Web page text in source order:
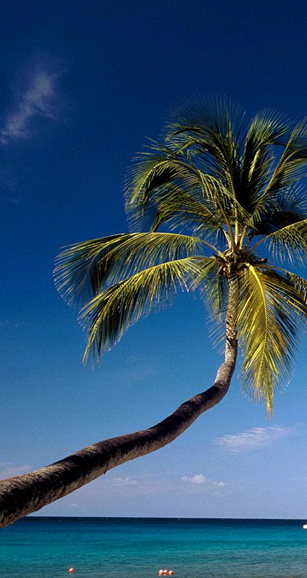
Elérhetőségek
Dr. Göllner
2081 Piliscsaba,
e-mail:
telefonszám:
Dr. Göllner
2081 Piliscsaba,
e-mail:
telefonszám:
adószám: